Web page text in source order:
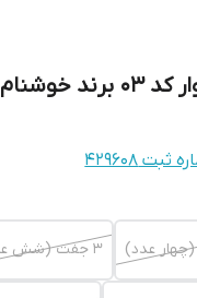
روبالشی مخمل دو نوار کد 03 برند خوشنام
۴۲۹۶۰۸
3 جفت (شش عدد)